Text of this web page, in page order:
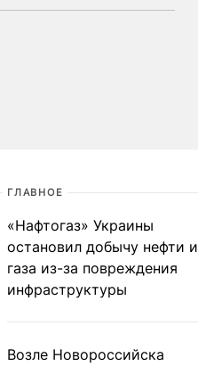
ГЛАВНОЕ
«Нафтогаз» Украины
остановил добычу нефти и
газа из-за повреждения
инфраструктуры
Возле Новороссийска